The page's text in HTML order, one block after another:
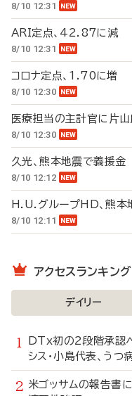
8/10 12:31
ARI定点、42.87に
8/10 12:31
コロナ定点、1.70に
8/10 12:30
医療担当の主計官に片
8/10 12:30
久光、熊本地震で義援
8/10 12:12
H.U.グループHD、熊
8/10 12:11
アクセスランキング
デイリー
DTx初の2段階承認
シス・小島代表、うつ
米ゴッサムの報告書